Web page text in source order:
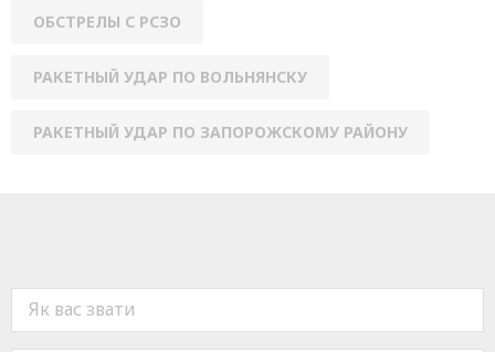
ОБСТРЕЛЫ С РСЗО
РАКЕТНЫЙ УДАР ПО ВОЛЬНЯНСКУ
РАКЕТНЫЙ УДАР ПО ЗАПОРОЖСКОМУ РАЙОНУ